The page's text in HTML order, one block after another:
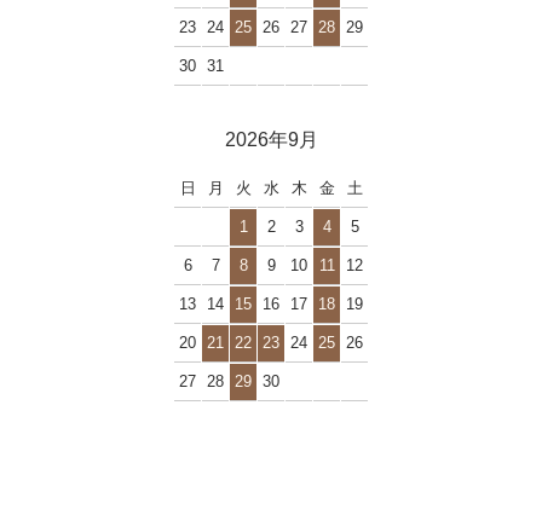
23 24 25 26 27 28 29
30 31
2026年9月
日 月 火 水 木 金 土
1 2 3 4 5
6 7 8 9 10 11 12
13 14 15 16 17 18 19
20 21 22 23 24 25 26
27 28 29 30